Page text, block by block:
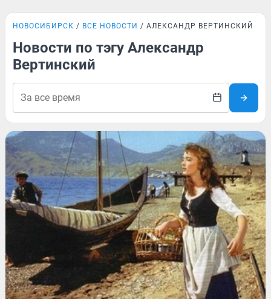
НОВОСИБИРСК ВСЕ НОВОСТИ АЛЕКСАНДР ВЕРТИНСКИЙ
Новости по тэгу Александр
Вертинский